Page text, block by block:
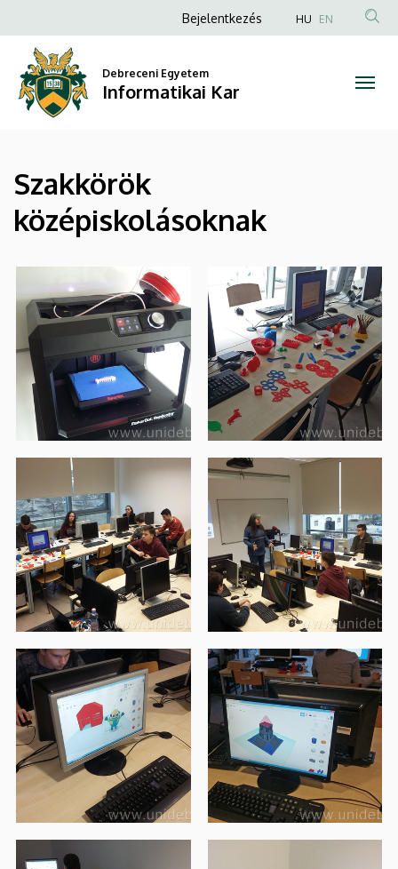
Informatikai
Kar
a
tartalomra
Anonim
fiók
menüje
Bejelentkezés HU EN
Debreceni Egyetem
Informatikai Kar
Szakkörök
középiskolásoknak